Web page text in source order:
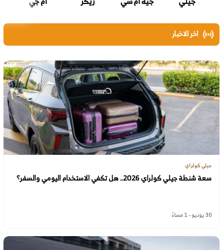
اخر الاخبار
جيلي كولراي
سعة شنطة جيلي كولراي 2026.. هل تكفي الاستخدام اليومي والسفر؟
30 يونيو - 1 مساءً